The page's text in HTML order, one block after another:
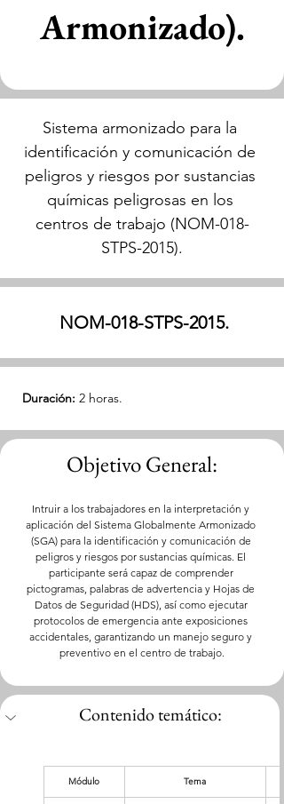
Armonizado).
Sistema armonizado para la
identificación y comunicación de
peligros y riesgos por sustancias
químicas peligrosas en los
centros de trabajo (NOM-018-
STPS-2015).
NOM-018-STPS-2015.
Duración: 2 horas.
Objetivo General:
Intruir a los trabajadores en la interpretación y
aplicación del Sistema Globalmente Armonizado
(SGA) para la identificación y comunicación de
peligros y riesgos por sustancias químicas. El
participante será capaz de comprender
pictogramas, palabras de advertencia y Hojas de
Datos de Seguridad (HDS), así como ejecutar
protocolos de emergencia ante exposiciones
accidentales, garantizando un manejo seguro y
preventivo en el centro de trabajo.
Contenido temático:
Módulo Tema